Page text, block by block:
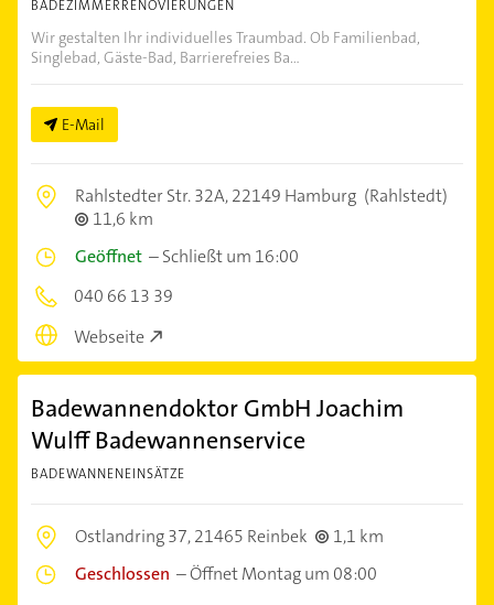
BADEZIMMERRENOVIERUNGEN
Wir gestalten Ihr individuelles Traumbad. Ob Familienbad,
Singlebad, Gäste-Bad, Barrierefreies Ba...
E-Mail
Rahlstedter Str. 32A,22149 Hamburg (Rahlstedt)
11,6 km
Geöffnet –Schließt um 16:00
040 66 13 39
Webseite
Badewannendoktor GmbH Joachim
Wulff Badewannenservice
BADEWANNENEINSÄTZE
Ostlandring 37,21465 Reinbek
1,1 km
Geschlossen –Öffnet Montag um 08:00